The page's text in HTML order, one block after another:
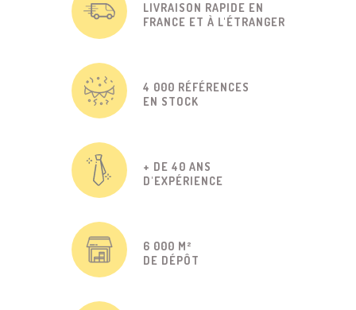
LIVRAISON RAPIDE EN
FRANCE ET À L'ÉTRANGER
4 000 RÉFÉRENCES
EN STOCK
+ DE 40 ANS
D'EXPÉRIENCE
6 000 M²
DE DÉPÔT